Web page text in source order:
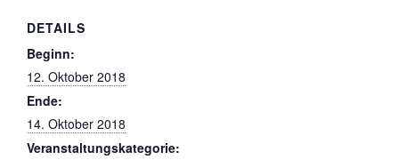
DETAILS
Beginn:
12. Oktober 2018
Ende:
14. Oktober 2018
Veranstaltungskategorie: